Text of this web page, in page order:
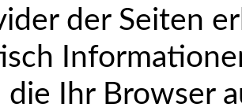
der Seiten
die Ihr Browser